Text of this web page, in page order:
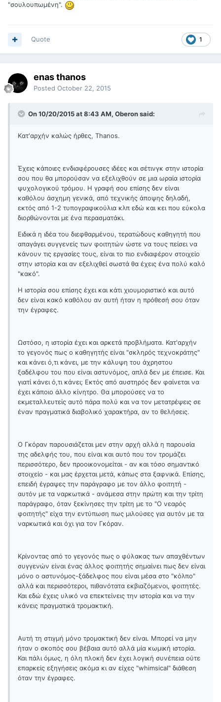
"σουλουπωμένη".
1
Quote
enas thanos
Posted October 22, 2015
On 10/20/2015 at 8:43 AM, Oberon said:
Kατ'αρχήν καλώς ήρθες, Thanos.
Έχεις κάποιες ενδιαφέρουσες ιδέες και σέτινγκ στην ιστορία
σου που θα μπορούσαν να εξελιχθούν σε μια ωραία ιστορία
ψυχολογικού τρόμου. Η γραφή σου επίσης δεν είναι
καθόλου άσχημη γενικά, από τεχνικής άποψης δηλαδή,
εκτός από 1-2 τυπογραφικούλια κλπ εδώ και κει που εύκολα
διορθώνονται με ένα περασματάκι.
Ειδικά η ιδέα του διεφθαρμένου, τερατώδους καθηγητή που
απαγάγει συγγενείς των φοιτητών ώστε να τους πείσει να
κάνουν τις εργασίες τους, είναι το πιο ενδιαφέρον στοιχείο
στην ιστορία και αν εξελιχθεί σωστά θα έχεις ένα πολύ καλό
"κακό".
Η ιστορία σου επίσης έχει και κάτι χιουμοριστικό και αυτό
δεν είναι κακό καθόλου αν αυτή ήταν η πρόθεσή σου όταν
την έγραφες.
Ωστόσο, η ιστορία έχει και αρκετά προβλήματα. Κατ'αρχήν
το γεγονός πως ο καθηγητής είναι "σκληρός τεχνοκράτης"
και κάνει ό,τι κάνει, με την κάλυψη του άχρηστου
ξαδέλφου του που είναι αστυνόμος, απλά δεν με έπεισε. Και
γιατί κάνει ό,τι κάνει; Εκτός από αυστηρός δεν φαίνεται να
έχει κάποιο άλλο κίνητρο. Θα μπορούσες να το
εκμεταλλευτείς αυτό πάρα πολύ και να τον μετατρέψεις σε
έναν πραγματικά διαβολικό χαρακτήρα, αν το θελήσεις.
Ο Γκόραν παρουσιάζεται μεν στην αρχή αλλά η παρουσία
της αδελφής του, που είναι και αυτό που τον τρομάζει
περισσότερο, δεν προοικονομείται - αν και τόσο σημαντικό
στοιχείο - και μας έρχεται μετά, κάπως στα ξαφνικά. Επίσης,
επειδή έγραψες την παράγραφο με τον άλλο φοιτητή -
αυτόν με τα ναρκωτικά - ανάμεσα στην πρώτη και την τρίτη
παράγραφο, όταν ξεκίνησες την τρίτη με το "Ο νεαρός
φοιτητής" είχα την εντύπωση πως μιλούσες για αυτόν με τα
ναρκωτικά και όχι για τον Γκόραν.
Κρίνοντας από το γεγονός πως ο φύλακας των απαχθέντων
συγγενών είναι ένας άλλος φοιτητής σημαίνει πως δεν είναι
μόνο ο αστυνόμος-ξάδελφος που είναι μέσα στο "κόλπο"
αλλά και περισσότεροι, πιθανότατα εκβιαζόμενοι, φοιτητές.
Και εδώ έχεις υλικό να επεκτείνεις την ιστορία και να την
κάνεις πραγματικά τρομακτική.
Αυτή τη στιγμή μόνο τρομακτική δεν είναι. Μπορεί να μην
ήταν ο σκοπός σου βέβαια αυτό αλλά μία κωμική ιστορία.
Και πάλι όμως, η όλη πλοκή δεν έχει λογική συνέπεια ούτε
επαρκείς εξηγήσεις ακόμα κι αν είχες "whimsical" διάθεση
όταν την έγραφες.